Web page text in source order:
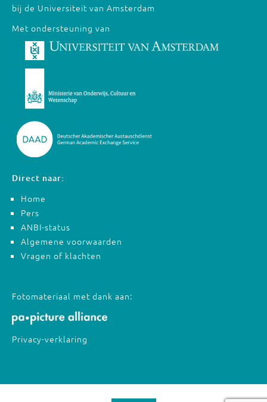
bij de Universiteit van Amsterdam
Met ondersteuning van
Direct naar:
Home
Pers
ANBI-status
Algemene voorwaarden
Vragen of klachten
Fotomateriaal met dank aan:
Privacy-verklaring